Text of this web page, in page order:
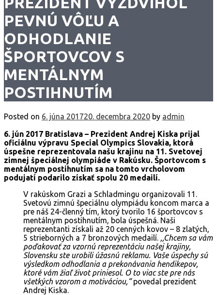
PEVNÚ VÔĽU A
ODHODLANIE
ŠPORTOVCOV S
MENTÁLNYM
POSTIHNUTÍM
Posted on 6. júna 201720. decembra 2020 by admin
6. jún 2017 Bratislava – Prezident Andrej Kiska prijal
oficiálnu výpravu Special Olympics Slovakia, ktorá
úspešne reprezentovala našu krajinu na 11. Svetovej
zimnej špeciálnej olympiáde v Rakúsku. Športovcom s
mentálnym postihnutím sa na tomto vrcholovom
podujatí podarilo získať spolu 20 medailí.
V rakúskom Grazi a Schladmingu organizovali 11.
Svetovú zimnú špeciálnu olympiádu koncom marca a
pre náš 24-členný tím, ktorý tvorilo 16 športovcov s
mentálnym postihnutím, bola úspešná. Naši
reprezentanti získali až 20 cenných kovov – 8 zlatých,
5 strieborných a 7 bronzových medailí. ,,Chcem sa vám
poďakovať za vzornú reprezentáciu našej krajiny,
Slovensku ste urobili úžasnú reklamu. Vaše úspechy sú
výsledkom odhodlania a prekonávania hendikepov,
ktoré vám žiaľ život priniesol. O to viac ste pre nás
všetkých vzorom a motiváciou,“povedal prezident
Andrej Kiska.